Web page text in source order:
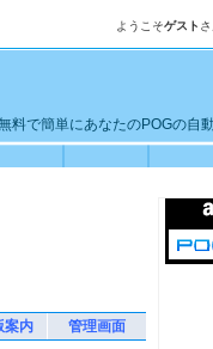
ようこそゲスト
で簡単にあなたのPOGの自
案内
管理画面